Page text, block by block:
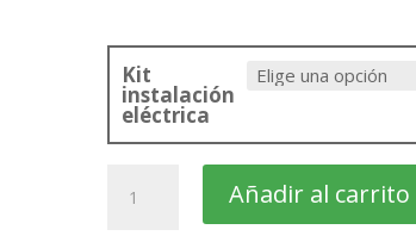
Kit
instalación
eléctrica
Añadir al carrito